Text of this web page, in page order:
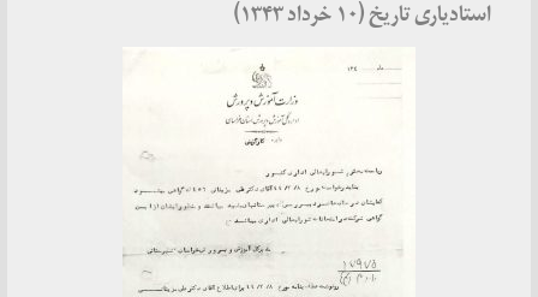
استادیاری تاریخ (۱۰ خرداد ۱۳۴۳)